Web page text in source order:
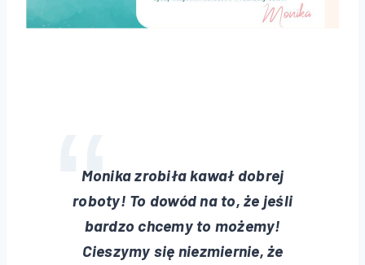
Monika zrobiła kawał dobrej
roboty! To dowód na to, że jeśli
bardzo chcemy to możemy!
Cieszymy się niezmiernie, że